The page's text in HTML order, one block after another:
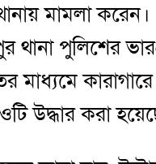
মামলা করেন।
থানা পুলিশের
কারাগারে
উদ্ধার করা